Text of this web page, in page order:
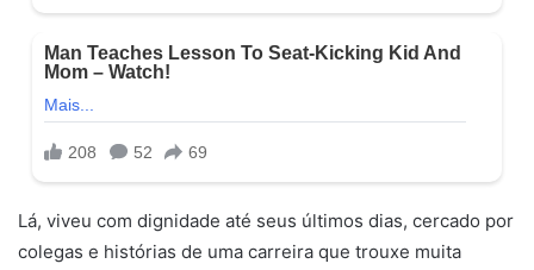
Lá, viveu com dignidade até seus últimos dias, cercado por
colegas e histórias de uma carreira que trouxe muita